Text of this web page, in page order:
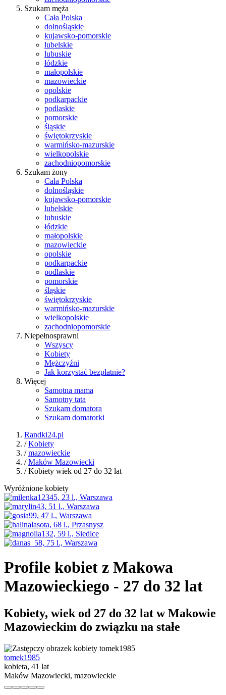
Szukam męża
Cała Polska
dolnośląskie
kujawsko-pomorskie
lubelskie
lubuskie
łódzkie
małopolskie
mazowieckie
opolskie
podkarpackie
podlaskie
pomorskie
śląskie
świętokrzyskie
warmińsko-mazurskie
wielkopolskie
zachodniopomorskie
Szukam żony
Cała Polska
dolnośląskie
kujawsko-pomorskie
lubelskie
lubuskie
łódzkie
małopolskie
mazowieckie
opolskie
podkarpackie
podlaskie
pomorskie
śląskie
świętokrzyskie
warmińsko-mazurskie
wielkopolskie
zachodniopomorskie
Niepełnosprawni
Wszyscy
Kobiety
Mężczyźni
Jak korzystać bezpłatnie?
Więcej
Samotna mama
Samotny tata
Szukam domatora
Szukam domatorki
Randki24.pl
/Kobiety
/mazowieckie
/Maków Mazowiecki
/ Kobiety wiek od 27 do 32 lat
Wyróżnione kobiety
Profile kobiet z Makowa
Mazowieckiego - 27 do 32 lat
Kobiety, wiek od 27 do 32 lat w Makowie
Mazowieckim do związku na stałe
tomek1985
kobieta, 41 lat
Maków Mazowiecki, mazowieckie